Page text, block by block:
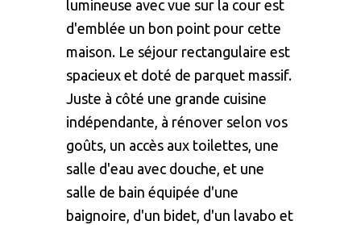
lumineuse avec vue sur la cour est
d'emblée un bon point pour cette
maison. Le séjour rectangulaire est
spacieux et doté de parquet massif.
Juste à côté une grande cuisine
indépendante, à rénover selon vos
goûts, un accès aux toilettes, une
salle d'eau avec douche, et une
salle de bain équipée d'une
baignoire, d'un bidet, d'un lavabo et